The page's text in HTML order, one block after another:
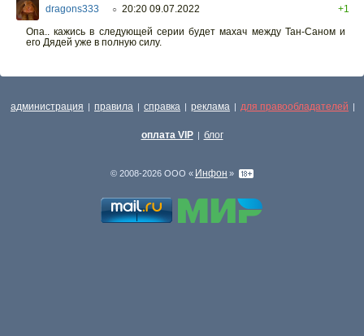
dragons333 ○ 20:20 09.07.2022
+1
Опа.. кажись в следующей серии будет махач между Тан-Саном и
его Дядей уже в полную силу.
администрация | правила | справка | реклама | для правообладателей |
оплата VIP | блог
© 2008-2026 ООО « Инфон »